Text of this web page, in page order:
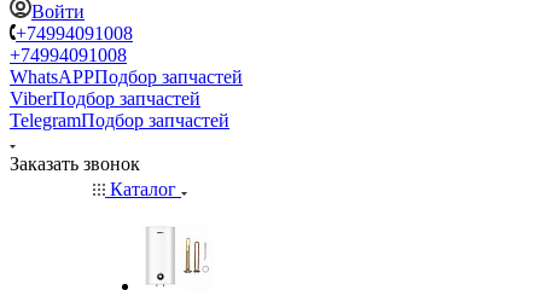
Войти
+74994091008
+74994091008
WhatsAPPПодбор запчастей
ViberПодбор запчастей
TelegramПодбор запчастей
Заказать звонок
Каталог